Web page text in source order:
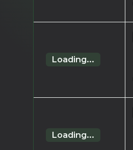
Loading...
Loading...